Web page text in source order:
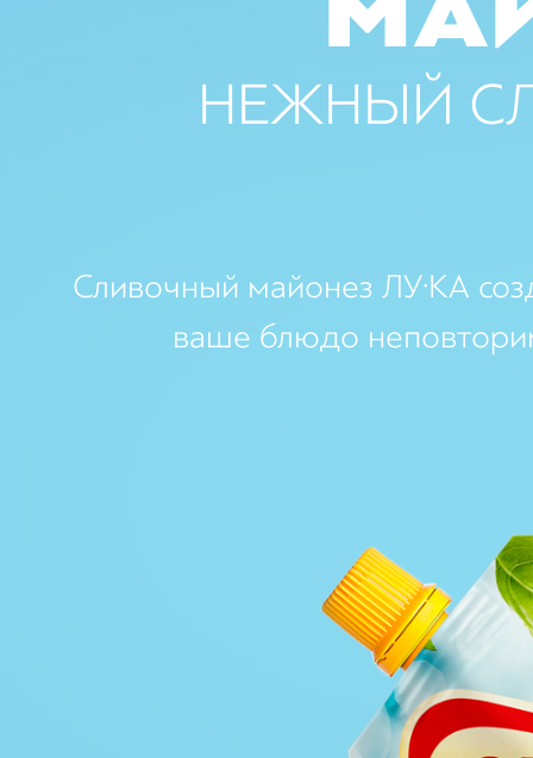
НЕЖНЫЙ
Сливочный майонез ЛУ·КА
ваше блюдо